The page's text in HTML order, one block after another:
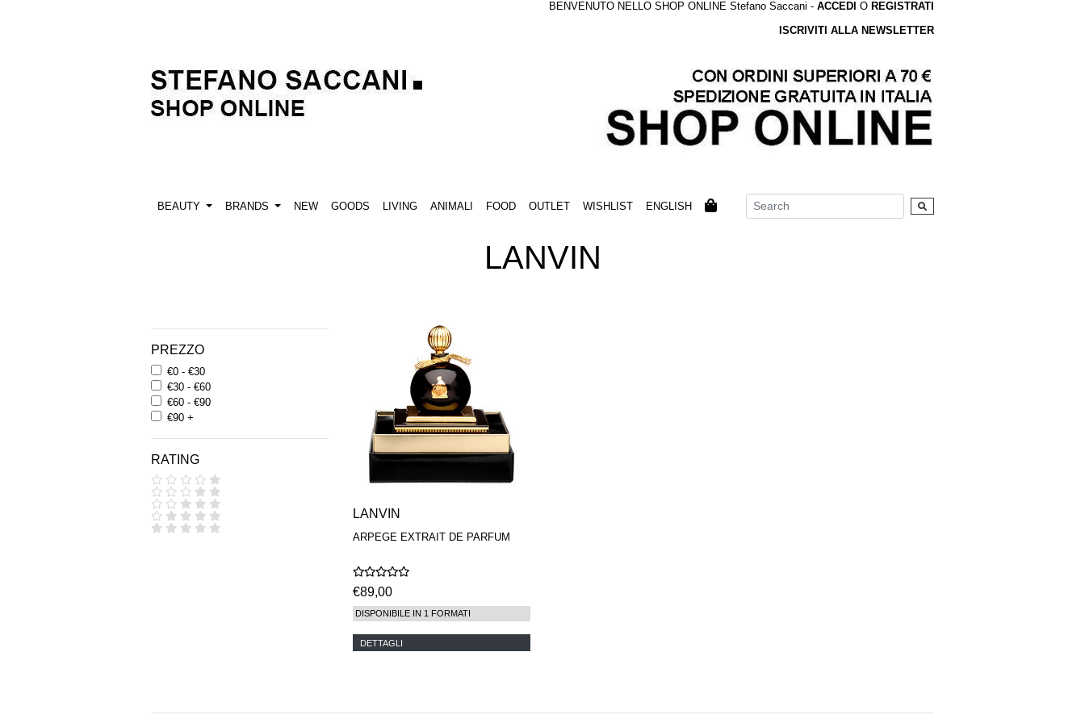
BENVENUTO NELLO SHOP ONLINE Stefano Saccani - ACCEDI O REGISTRATI
ISCRIVITI ALLA NEWSLETTER
BEAUTY BRANDS NEW GOODS LIVING ANIMALI FOOD OUTLET WISHLIST ENGLISH
LANVIN
PREZZO
€0 - €30
€30 - €60
€60 - €90
€90 +
RATING
LANVIN
ARPEGE EXTRAIT DE PARFUM
€89,00
DISPONIBILE IN 1 FORMATI
DETTAGLI